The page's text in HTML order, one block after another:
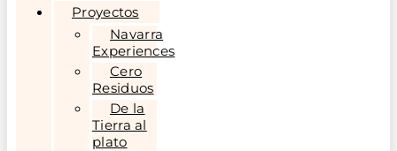
Proyectos
Navarra
Experiences
Cero
Residuos
De la
Tierra al
plato